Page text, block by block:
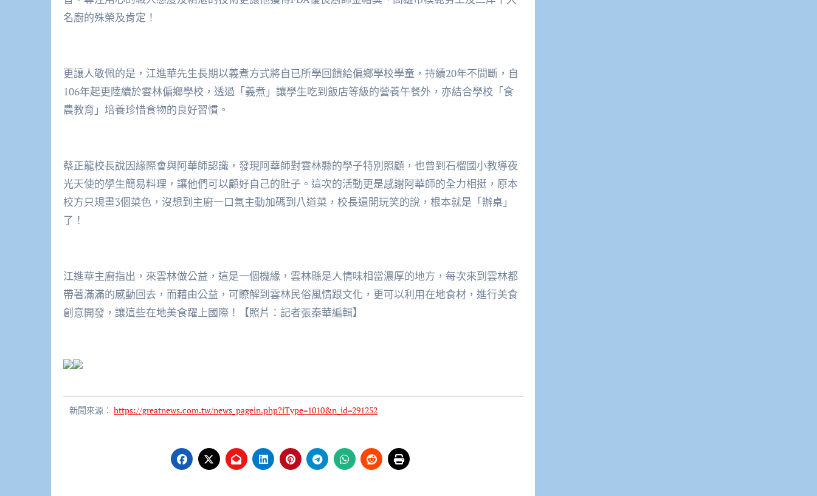
名廚的殊榮及肯定！
更讓人敬佩的是，江進華先生長期以義煮方式將自已所學回饋給偏鄉學校學童，持續20年不間斷，自
106年起更陸續於雲林偏鄉學校，透過「義煮」讓學生吃到飯店等級的營養午餐外，亦結合學校「食
農教育」培養珍惜食物的良好習慣。
蔡正龍校長說因緣際會與阿華師認識，發現阿華師對雲林縣的學子特別照顧，也曾到石榴國小教導夜
光天使的學生簡易料理，讓他們可以顧好自己的肚子。這次的活動更是感謝阿華師的全力相挺，原本
校方只規畫3個菜色，沒想到主廚一口氣主動加碼到八道菜，校長還開玩笑的說，根本就是「辦桌」
了！
江進華主廚指出，來雲林做公益，這是一個機緣，雲林縣是人情味相當濃厚的地方，每次來到雲林都
帶著滿滿的感動回去，而藉由公益，可瞭解到雲林民俗風情跟文化，更可以利用在地食材，進行美食
創意開發，讓這些在地美食躍上國際！【照片：記者張秦華編輯】
新聞來源： https://greatnews.com.tw/news_pagein.php?iType=1010&n_id=291252